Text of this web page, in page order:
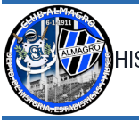
Saltar
al
contenido